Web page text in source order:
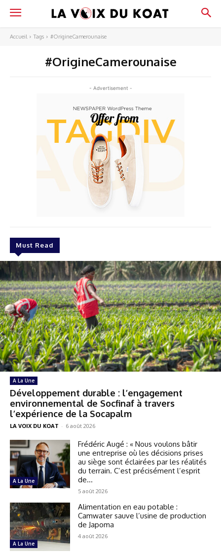
Accueil Tags #OrigineCamerounaise
#OrigineCamerounaise
- Advertisement -
Must Read
A La Une
Développement durable : l’engagement
environnemental de Socfinaf à travers
l’expérience de la Socapalm
LA VOIX DU KOAT - 6 août 2026
A La Une
Frédéric Augé : « Nous voulons bâtir
une entreprise où les décisions prises
au siège sont éclairées par les réalités
du terrain. C’est précisément l’esprit
de...
5 août 2026
A La Une
Alimentation en eau potable :
Camwater sauve l’usine de production
de Japoma
4 août 2026